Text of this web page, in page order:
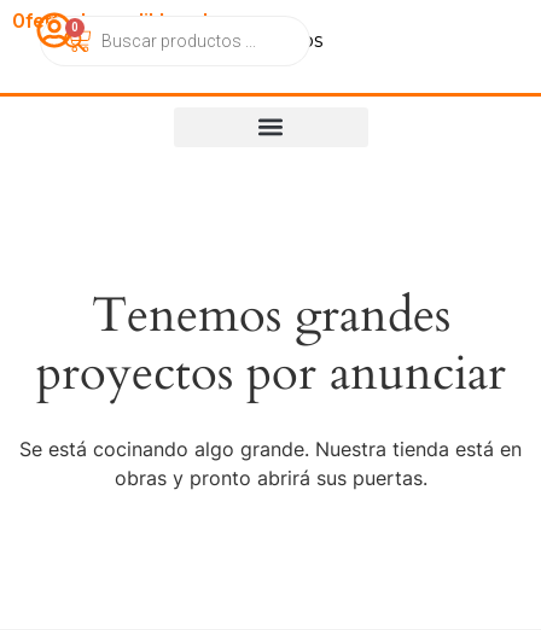
OfertasImperdibles.cl
CatálogoContactoNosotros
0
Tenemos grandes
proyectos por anunciar
Se está cocinando algo grande. Nuestra tienda está en
obras y pronto abrirá sus puertas.